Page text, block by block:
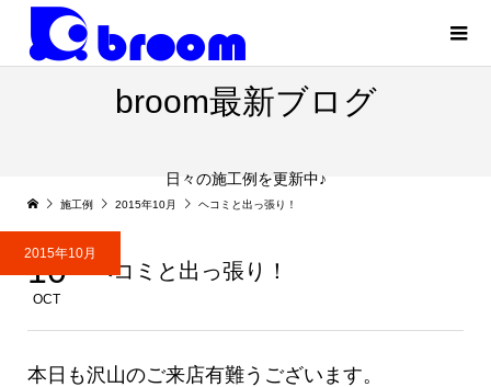
broom最新ブログ
日々の施工例を更新中♪
施工例 2015年10月 ヘコミと出っ張り！
2015年10月
10
OCT
ヘコミと出っ張り！
本日も沢山のご来店有難うございます。